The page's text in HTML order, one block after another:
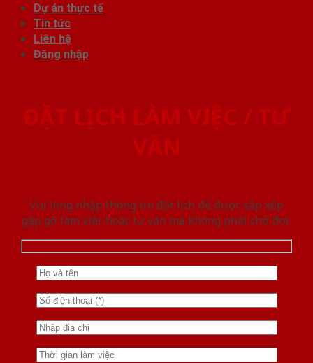
Dự án thực tế
Tin tức
Liên hệ
Đăng nhập
ĐẶT LỊCH LÀM VIỆC / TƯ
VẤN
Vui lòng nhập thông tin đặt lịch để được sắp xếp
gặp gỡ làm việc hoăc tư vấn mà không phải chờ đợi.